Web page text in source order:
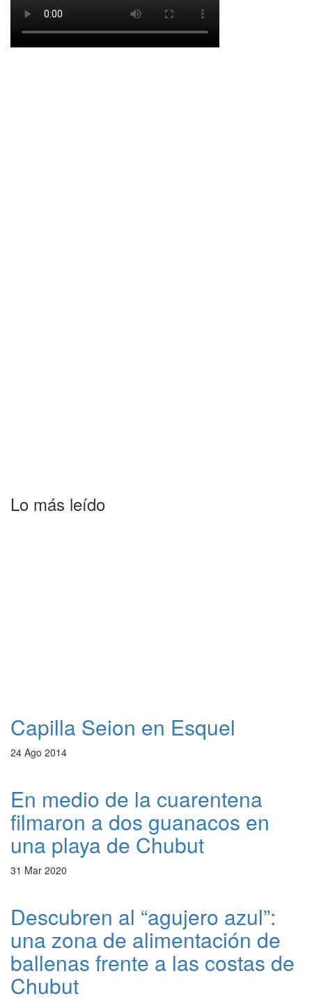
Lo más leído
Capilla Seion en Esquel
24 Ago 2014
En medio de la cuarentena
filmaron a dos guanacos en
una playa de Chubut
31 Mar 2020
Descubren al “agujero azul”:
una zona de alimentación de
ballenas frente a las costas de
Chubut